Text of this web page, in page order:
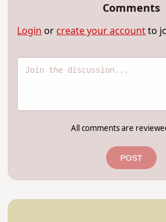
Comments
Loginorcreate your accountto
All comments are
POST